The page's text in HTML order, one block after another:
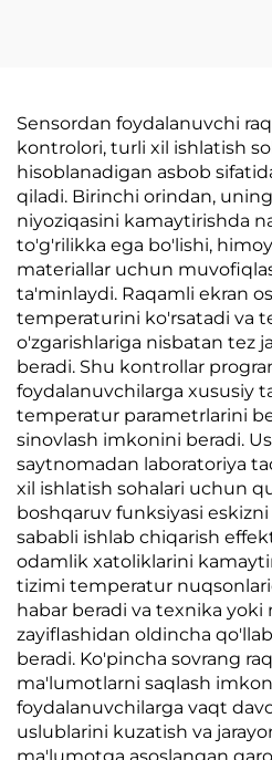
Sensordan foydalanuvchi
kontrolori, turli xil ishlatish
hisoblanadigan asbob
qiladi. Birinchi orindan,
niyoziqasini kamaytirishda
to'g'rilikka ega bo'lishi,
materiallar uchun
ta'minlaydi. Raqamli ekran
temperaturini ko'rsatadi va
o'zgarishlariga nisbatan tez
beradi. Shu kontrollar
foydalanuvchilarga xususiy
temperatur parametrlarini
sinovlash imkonini beradi.
saytnomadan laboratoriya
xil ishlatish sohalari uchun
boshqaruv funksiyasi
sababli ishlab chiqarish
odamlik xatoliklarini
tizimi temperatur
habar beradi va texnika yoki
zayiflashidan oldincha
beradi. Ko'pincha sovrang
ma'lumotlarni saqlash
foydalanuvchilarga vaqt
uslublarini kuzatish va